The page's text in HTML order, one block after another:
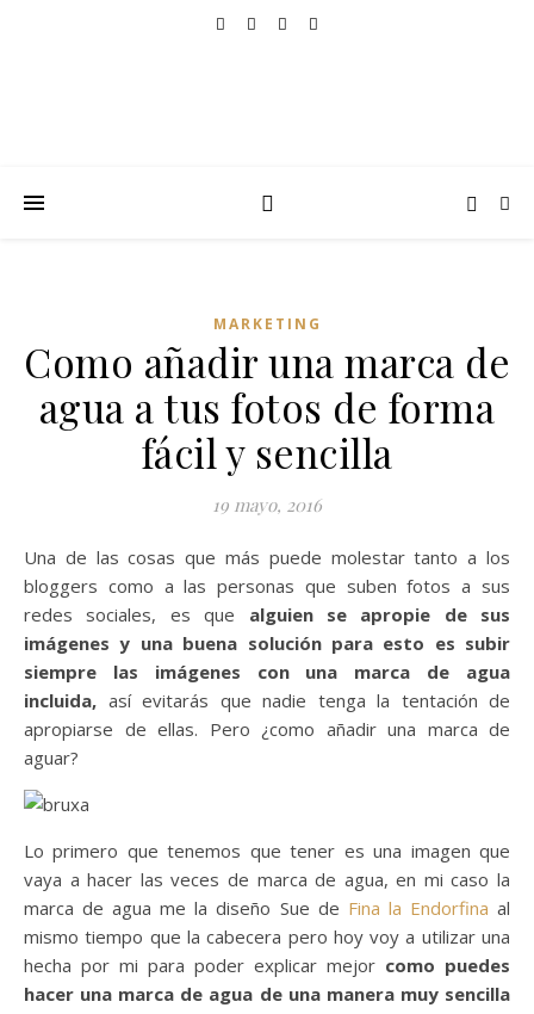
MARKETING
Como añadir una marca de
agua a tus fotos de forma
fácil y sencilla
19 mayo, 2016
Una de las cosas que más puede molestar tanto a los
bloggers como a las personas que suben fotos a sus
redes sociales, es que alguien se apropie de sus
imágenes y una buena solución para esto es subir
siempre las imágenes con una marca de agua
incluida, así evitarás que nadie tenga la tentación de
apropiarse de ellas. Pero ¿como añadir una marca de
aguar?
Lo primero que tenemos que tener es una imagen que
vaya a hacer las veces de marca de agua, en mi caso la
marca de agua me la diseño Sue de Fina la Endorfina al
mismo tiempo que la cabecera pero hoy voy a utilizar una
hecha por mi para poder explicar mejor como puedes
hacer una marca de agua de una manera muy sencilla